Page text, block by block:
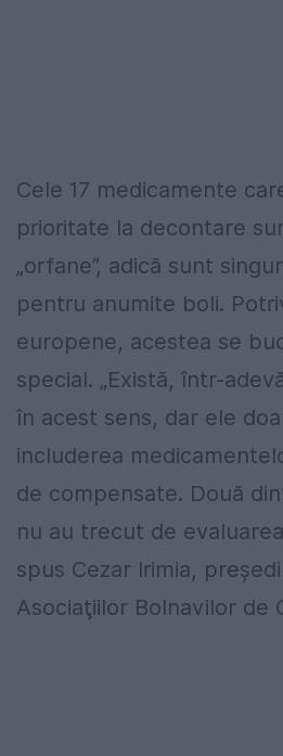
Cele 17 medicamente
prioritate la decontare
„orfane”, adică sunt
pentru anumite boli.
europene, acestea se
special. „Există, într-
în acest sens, dar ele
includerea
de compensate. Două
nu au trecut de
spus Cezar Irimia,
Asociaţiilor Bolnavilor de